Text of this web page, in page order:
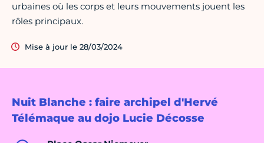
Nuit Blanche : faire archipel d'Hervé
Télémaque au dojo Lucie Décosse
urbaines où les corps et leurs mouvements jouent les
rôles principaux.
Mise à jour le 28/03/2024